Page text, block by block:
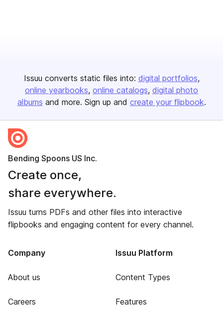
Issuu converts static files into: digital portfolios
online yearbooks online catalogs digital photo
albums and more. Sign up and create your flipbook.
Bending Spoons US Inc.
Create once,
share everywhere.
Issuu turns PDFs and other files into interactive
flipbooks and engaging content for every channel.
Company
About us
Careers
Issuu Platform
Content Types
Features